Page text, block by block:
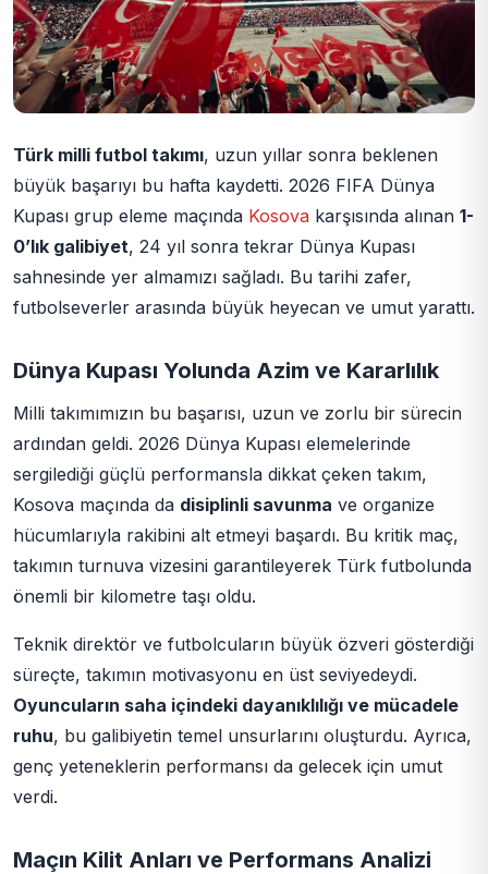
Türk milli futbol takımı, uzun yıllar sonra beklenen
büyük başarıyı bu hafta kaydetti. 2026 FIFA Dünya
Kupası grup eleme maçında Kosova karşısında alınan 1-
0’lık galibiyet, 24 yıl sonra tekrar Dünya Kupası
sahnesinde yer almamızı sağladı. Bu tarihi zafer,
futbolseverler arasında büyük heyecan ve umut yarattı.
Dünya Kupası Yolunda Azim ve Kararlılık
Milli takımımızın bu başarısı, uzun ve zorlu bir sürecin
ardından geldi. 2026 Dünya Kupası elemelerinde
sergilediği güçlü performansla dikkat çeken takım,
Kosova maçında da disiplinli savunma ve organize
hücumlarıyla rakibini alt etmeyi başardı. Bu kritik maç,
takımın turnuva vizesini garantileyerek Türk futbolunda
önemli bir kilometre taşı oldu.
Teknik direktör ve futbolcuların büyük özveri gösterdiği
süreçte, takımın motivasyonu en üst seviyedeydi.
Oyuncuların saha içindeki dayanıklılığı ve mücadele
ruhu, bu galibiyetin temel unsurlarını oluşturdu. Ayrıca,
genç yeteneklerin performansı da gelecek için umut
verdi.
Maçın Kilit Anları ve Performans Analizi